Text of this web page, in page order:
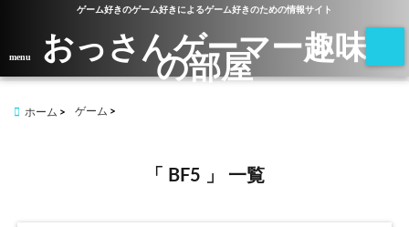
ゲーム好きのゲーム好きによるゲーム好きのための情報サイト
menu おっさんゲーマー趣味
の部屋
ホーム ゲーム
「 BF5 」 一覧